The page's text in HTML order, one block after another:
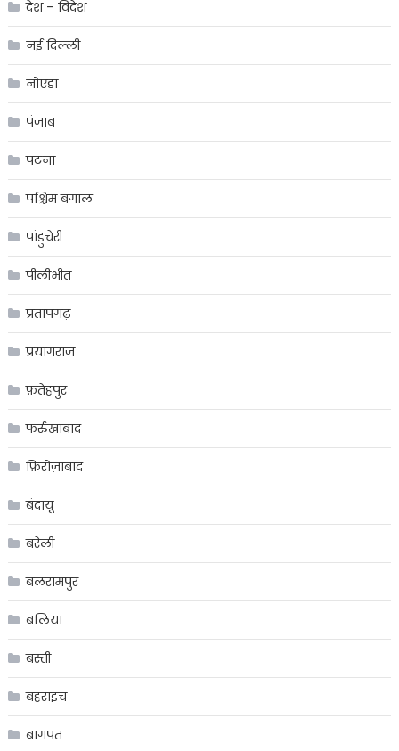
देश – विदेश
नई दिल्ली
नोएडा
पंजाब
पटना
पश्चिम बंगाल
पांडुचेरी
पीलीभीत
प्रतापगढ़
प्रयागराज
फ़तेहपुर
फर्रुखाबाद
फ़िरोज़ाबाद
बंदायू
बरेली
बलरामपुर
बलिया
बस्ती
बहराइच
बागपत